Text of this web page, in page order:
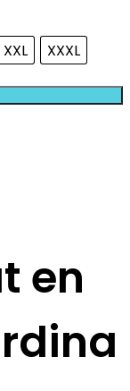
XXL XXXL
en